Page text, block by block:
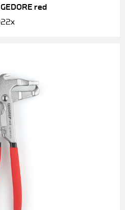
red